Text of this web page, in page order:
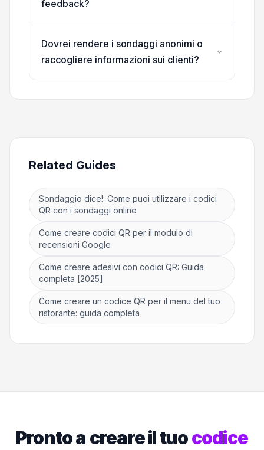
feedback?
Dovrei rendere i sondaggi anonimi o
raccogliere informazioni sui clienti?
Related Guides
Sondaggio dice!: Come puoi utilizzare i codici
QR con i sondaggi online
Come creare codici QR per il modulo di
recensioni Google
Come creare adesivi con codici QR: Guida
completa [2025]
Come creare un codice QR per il menu del tuo
ristorante: guida completa
Pronto a creare il tuocodice